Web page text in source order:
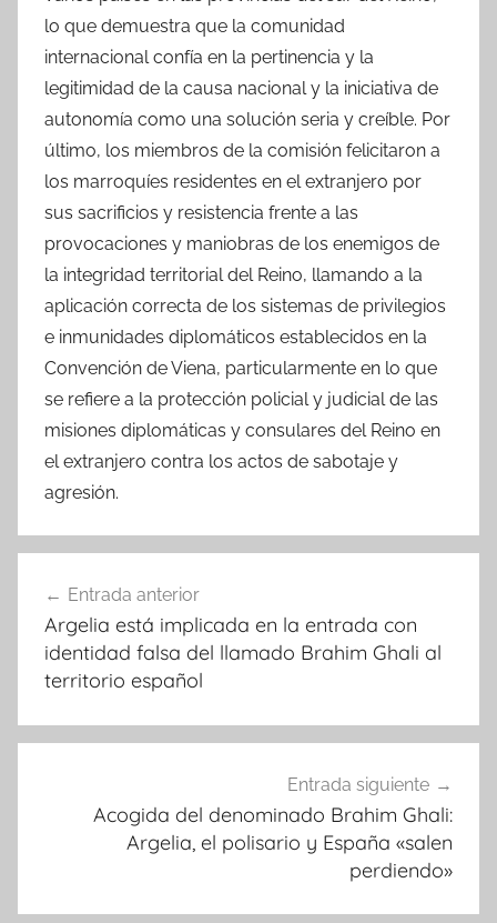
lo que demuestra que la comunidad
internacional confía en la pertinencia y la
legitimidad de la causa nacional y la iniciativa de
autonomía como una solución seria y creíble. Por
último, los miembros de la comisión felicitaron a
los marroquíes residentes en el extranjero por
sus sacrificios y resistencia frente a las
provocaciones y maniobras de los enemigos de
la integridad territorial del Reino, llamando a la
aplicación correcta de los sistemas de privilegios
e inmunidades diplomáticos establecidos en la
Convención de Viena, particularmente en lo que
se refiere a la protección policial y judicial de las
misiones diplomáticas y consulares del Reino en
el extranjero contra los actos de sabotaje y
agresión.
de
entradas
Entrada anterior
Argelia está implicada en la entrada con
identidad falsa del llamado Brahim Ghali al
territorio español
Entrada siguiente
Acogida del denominado Brahim Ghali:
Argelia, el polisario y España «salen
perdiendo»